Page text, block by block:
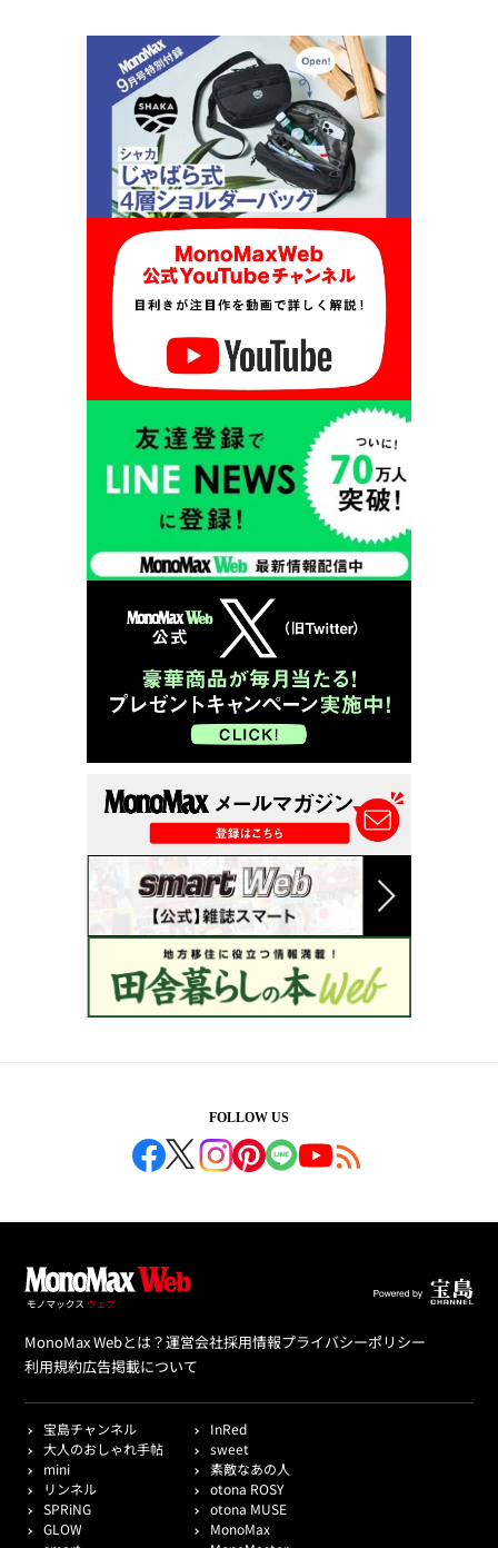
FOLLOW US
MonoMax Webとは？運営会社採用情報プライバシーポリシー
利用規約広告掲載について
宝島チャンネル
InRed
大人のおしゃれ手帖
sweet
mini
素敵なあの人
リンネル
otona ROSY
SPRiNG
otona MUSE
GLOW
MonoMax